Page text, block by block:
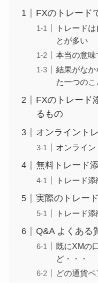
FXのトレード
トレード
とが多い
本当の意味
結果がな
た一つのこ
FXのトレード
るもの
オンライント
オンライ
無料トレード
トレード
実際のトレー
トレード
Q&A よくある
既にXMの
ど・・・
どの通貨